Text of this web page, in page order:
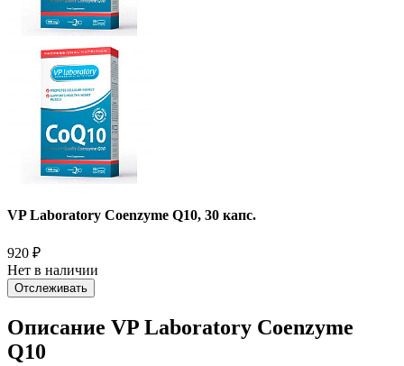
VP Laboratory Coenzyme Q10, 30 капс.
920 ₽
Нет в наличии
Отслеживать
Описание VP Laboratory Coenzyme
Q10